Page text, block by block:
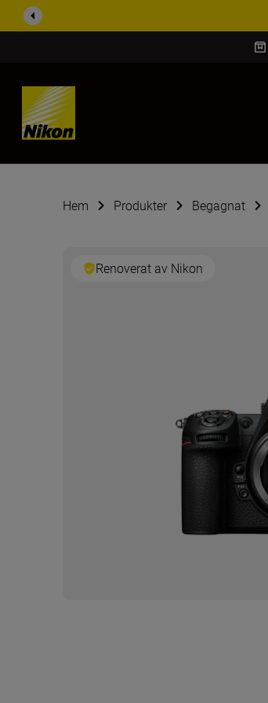
SKIP
Hem Produkter Begagnat
Renoverat av Nikon